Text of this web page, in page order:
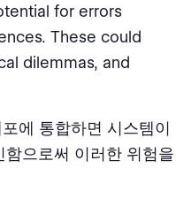
for errors
These could
dilemmas, and
에 통합하면 시스템이
으로써 이러한 위험을